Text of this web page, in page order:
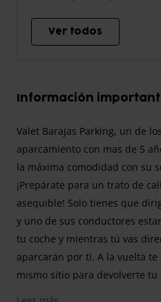
Ver todos
Información
Valet Barajas Parking, un de
aparcamiento con mas de 5
la máxima comodidad con su
¡Prepárate para un trato de
asequible! Solo tienes que
y uno de sus conductores
tu coche y mientras tú vas
aparcarán por ti. A la vuelta
mismo sitio para devolverte tu